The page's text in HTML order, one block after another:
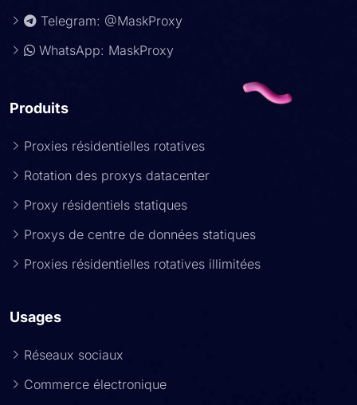
Telegram: @MaskProxy
WhatsApp: MaskProxy
Produits
Proxies résidentielles rotatives
Rotation des proxys datacenter
Proxy résidentiels statiques
Proxys de centre de données statiques
Proxies résidentielles rotatives illimitées
Usages
Réseaux sociaux
Commerce électronique